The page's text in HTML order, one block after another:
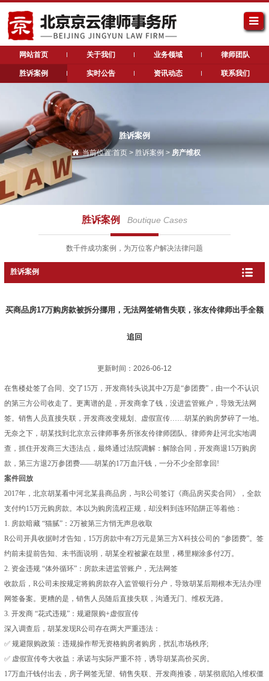
网站首页 关于我们 业务领域 律师团队
胜诉案例 实时公告 资讯动态 联系我们
胜诉案例
当前位置:首页> 胜诉案例 > 房产维权
胜诉案例 Boutique Cases
数千件成功案例，为万位客户解决法律问题
胜诉案例
买商品房17万购房款被拆分挪用，无法网签销售失联，张友伶律师出手全额
追回
更新时间：2026-06-12
在售楼处签了合同、交了15万，开发商转头说其中2万是“参团费”，由一个不认识
的第三方公司收走了。更离谱的是，开发商拿了钱，没进监管账户，导致无法网
签。销售人员直接失联，开发商改变规划、虚假宣传……胡某的购房梦碎了一地。
无奈之下，胡某找到北京京云律师事务所张友伶律师团队。律师奔赴河北实地调
查，抓住开发商三大违法点，最终通过法院调解：解除合同，开发商退15万购房
款，第三方退2万参团费——胡某的17万血汗钱，一分不少全部拿回!
案件回放
2017年，北京胡某看中河北某县商品房，与R公司签订《商品房买卖合同》，全款
支付约15万元购房款。本以为购房流程正规，却没料到连环陷阱正等着他：
1. 房款暗藏 “猫腻”：2万被第三方悄无声息收取
R公司开具收据时才告知，15万房款中有2万元是第三方X科技公司的 “参团费”。签
约前未提前告知、未书面说明，胡某全程被蒙在鼓里，稀里糊涂多付2万。
2. 资金违规 “体外循环”：房款未进监管账户，无法网签
收款后，R公司未按规定将购房款存入监管银行分户，导致胡某后期根本无法办理
网签备案。更糟的是，销售人员随后直接失联，沟通无门、维权无路。
3. 开发商 “花式违规”：规避限购+虚假宣传
深入调查后，胡某发现R公司存在两大严重违法：
✅ 规避限购政策：违规操作帮无资格购房者购房，扰乱市场秩序;
✅ 虚假宣传夸大收益：承诺与实际严重不符，诱导胡某高价买房。
17万血汗钱付出去，房子网签无望、销售失联、开发商推诿，胡某彻底陷入维权僵